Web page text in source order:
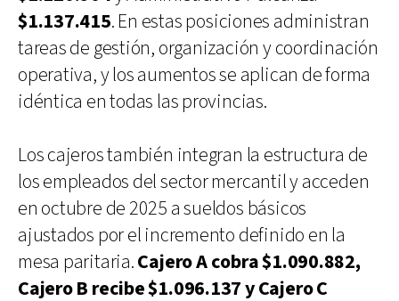
$1.137.415. En estas posiciones administran
tareas de gestión, organización y coordinación
operativa, y los aumentos se aplican de forma
idéntica en todas las provincias.
Los cajeros también integran la estructura de
los empleados del sector mercantil y acceden
en octubre de 2025 a sueldos básicos
ajustados por el incremento definido en la
mesa paritaria.Cajero A cobra $1.090.882,
Cajero B recibe $1.096.137 y Cajero C